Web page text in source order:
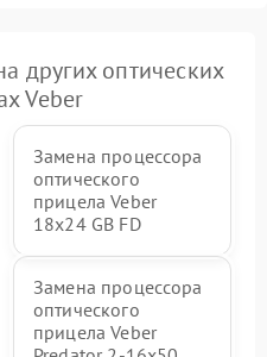
других оптических
Veber
Замена процессора
оптического
прицела Veber
18x24 GB FD
Замена процессора
оптического
прицела Veber